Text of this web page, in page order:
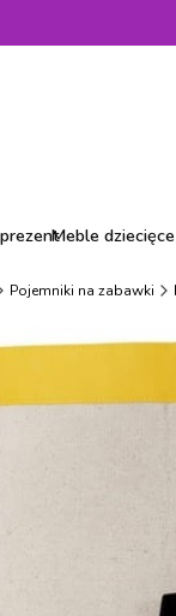
Meble dziecięce
Pojemniki na zabawki